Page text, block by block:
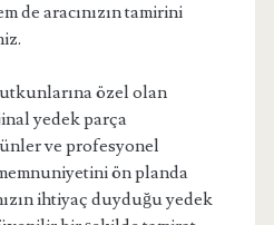
de aracınızın tamirini
özel olan
yedek parça
ve profesyonel
ön planda
ihtiyaç duyduğu yedek